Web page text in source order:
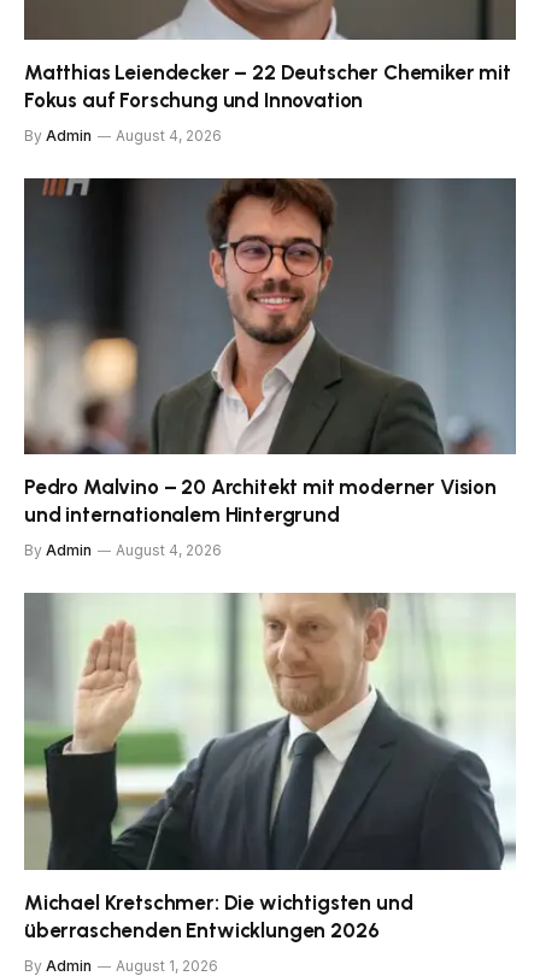
Matthias Leiendecker – 22 Deutscher Chemiker mit
Fokus auf Forschung und Innovation
By Admin August 4, 2026
Pedro Malvino – 20 Architekt mit moderner Vision
und internationalem Hintergrund
By Admin August 4, 2026
Michael Kretschmer: Die wichtigsten und
überraschenden Entwicklungen 2026
By Admin August 1, 2026